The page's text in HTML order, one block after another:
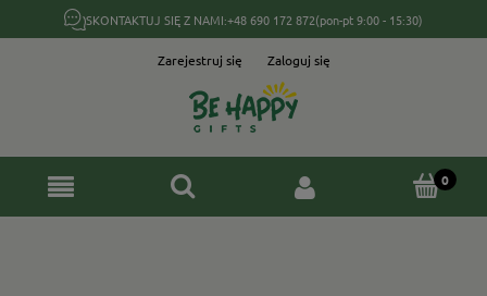
SKONTAKTUJ SIĘ Z NAMI:+48 690 172 872(pon-pt 9:00 - 15:30)
Zarejestruj się Zaloguj się